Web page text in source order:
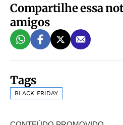
Compartilhe essa
amigos
Tags
BLACK FRIDAY